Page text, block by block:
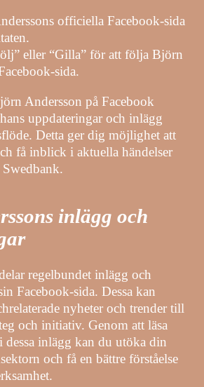
officiella Facebook-sida
eller “Gilla” för att följa Björn
sida.
Andersson på Facebook
uppdateringar och inlägg
Detta ger dig möjlighet att
få inblick i aktuella händelser
inlägg och
regelbundet inlägg och
Facebook-sida. Dessa kan
nyheter och trender till
och initiativ. Genom att läsa
dessa inlägg kan du utöka din
och få en bättre förståelse